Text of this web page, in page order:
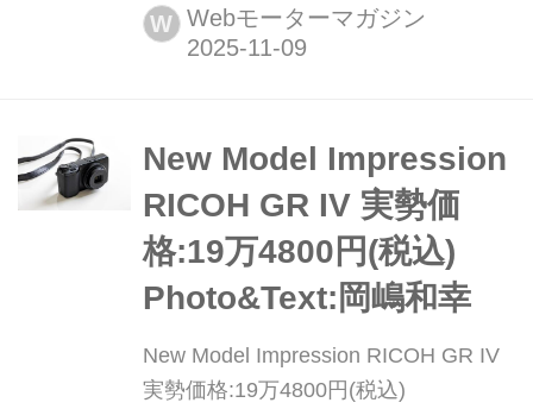
BEE)」がビッグマイナーチェンジされ
た。そのディテールを写真で紹介しよ
W Webモーターマガジン
New Model Impression
RICOH GR IV 実勢価
格:19万4800円(税込)
Photo&Text:岡嶋和幸
New Model Impression RICOH GR IV
実勢価格:19万4800円(税込)